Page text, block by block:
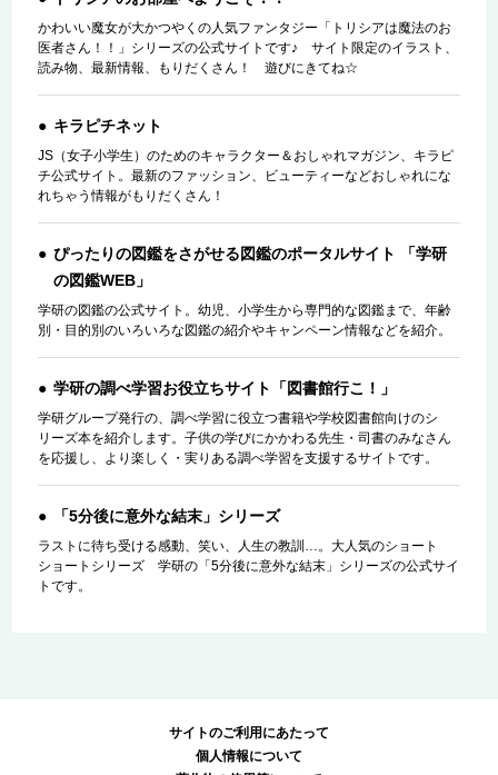
かわいい魔女が大かつやくの人気ファンタジー「トリシアは魔法のお
医者さん！！」シリーズの公式サイトです♪ サイト限定のイラスト、
読み物、最新情報、もりだくさん！ 遊びにきてね☆
キラピチネット
JS（女子小学生）のためのキャラクター＆おしゃれマガジン、キラピ
チ公式サイト。最新のファッション、ビューティーなどおしゃれにな
れちゃう情報がもりだくさん！
ぴったりの図鑑をさがせる図鑑のポータルサイト 「学研
の図鑑WEB」
学研の図鑑の公式サイト。幼児、小学生から専門的な図鑑まで、年齢
別・目的別のいろいろな図鑑の紹介やキャンペーン情報などを紹介。
学研の調べ学習お役立ちサイト「図書館行こ！」
学研グループ発行の、調べ学習に役立つ書籍や学校図書館向けのシ
リーズ本を紹介します。子供の学びにかかわる先生・司書のみなさん
を応援し、より楽しく・実りある調べ学習を支援するサイトです。
「5分後に意外な結末」シリーズ
ラストに待ち受ける感動、笑い、人生の教訓…。大人気のショート
ショートシリーズ 学研の「5分後に意外な結末」シリーズの公式サイ
トです。
サイトのご利用にあたって
個人情報について